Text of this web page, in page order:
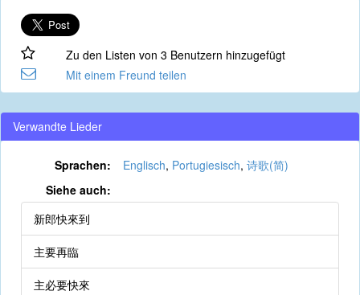
Zu den Listen von 3 Benutzern hinzugefügt
Mit einem Freund teilen
Verwandte Lieder
Sprachen: Englisch, Portugiesisch, 诗歌(简)
Siehe auch:
新郎快來到
主要再臨
主必要快來